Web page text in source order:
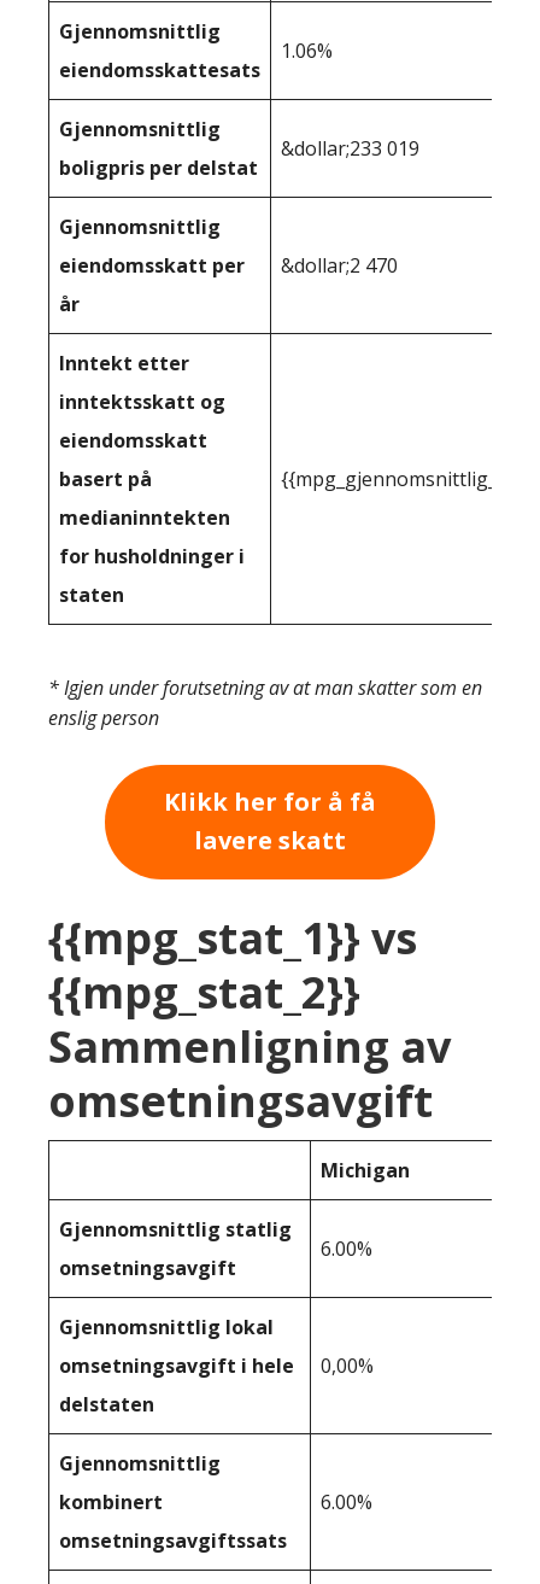
Gjennomsnittlig
eiendomsskattesats
1.06%
Gjennomsnittlig
boligpris per delstat
&dollar;233 019
Gjennomsnittlig
eiendomsskatt per
år
&dollar;2 470
Inntekt etter
inntektsskatt og
eiendomsskatt
basert på
medianinntekten
for husholdninger i
staten
* Igjen under forutsetning av at man skatter som en
enslig person
Klikk her for å få
lavere skatt
{{mpg_stat_1}} vs
{{mpg_stat_2}}
Sammenligning av
omsetningsavgift
Michigan
Gjennomsnittlig statlig
omsetningsavgift
6.00%
Gjennomsnittlig lokal
omsetningsavgift i hele
delstaten
0,00%
Gjennomsnittlig
kombinert
omsetningsavgiftssats
6.00%